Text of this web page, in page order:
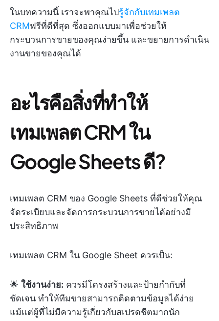
ในบทความนี้ เราจะพาคุณไปรู้จักกับเทมเพลต
CRMฟรีที่ดีที่สุด ซึ่งออกแบบมาเพื่อช่วยให้
กระบวนการขายของคุณง่ายขึ้น และขยายการดำเนิน
งานขายของคุณได้
อะไรคือสิ่งที่ทำให้
เทมเพลต CRM ใน
Google Sheets ดี?
เทมเพลต CRM ของ Google Sheets ที่ดีช่วยให้คุณ
จัดระเบียบและจัดการกระบวนการขายได้อย่างมี
ประสิทธิภาพ
เทมเพลต CRM ใน Google Sheet ควรเป็น:
🌟 ใช้งานง่าย: ควรมีโครงสร้างและป้ายกำกับที่
ชัดเจน ทำให้ทีมขายสามารถติดตามข้อมูลได้ง่าย
แม้แต่ผู้ที่ไม่มีความรู้เกี่ยวกับสเปรดชีตมากนัก